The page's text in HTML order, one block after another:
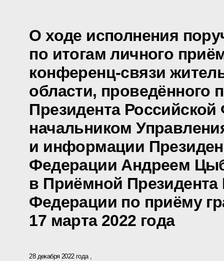
О ходе исполнения
по итогам личного
конференц-связи
области, проведённого
Президента
начальником
и информации
Федерации Андреем
в Приёмной Президента
Федерации по приёму
17 марта 2022 года
28 декабря 2022 года